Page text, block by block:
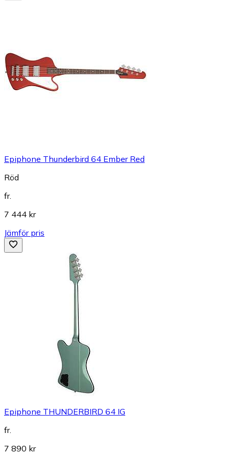
Epiphone Thunderbird 64 Ember Red
Röd
fr.
7 444 kr
Jämför pris
Epiphone THUNDERBIRD 64 IG
fr.
7 890 kr